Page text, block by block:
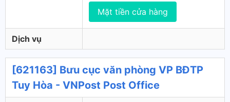
Mặt tiền cửa hàng
Dịch vụ
[621163] Bưu cục văn phòng VP BĐTP
Tuy Hòa - VNPost Post Office